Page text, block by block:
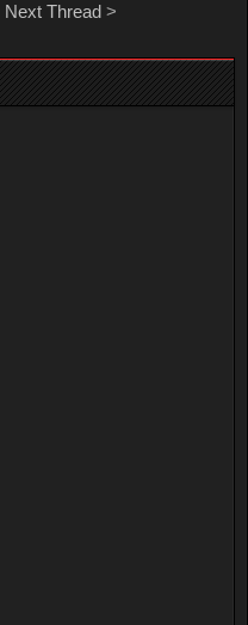
Next Thread>